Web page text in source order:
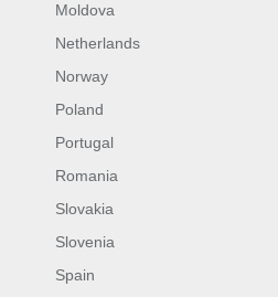
Moldova
Netherlands
Norway
Poland
Portugal
Romania
Slovakia
Slovenia
Spain